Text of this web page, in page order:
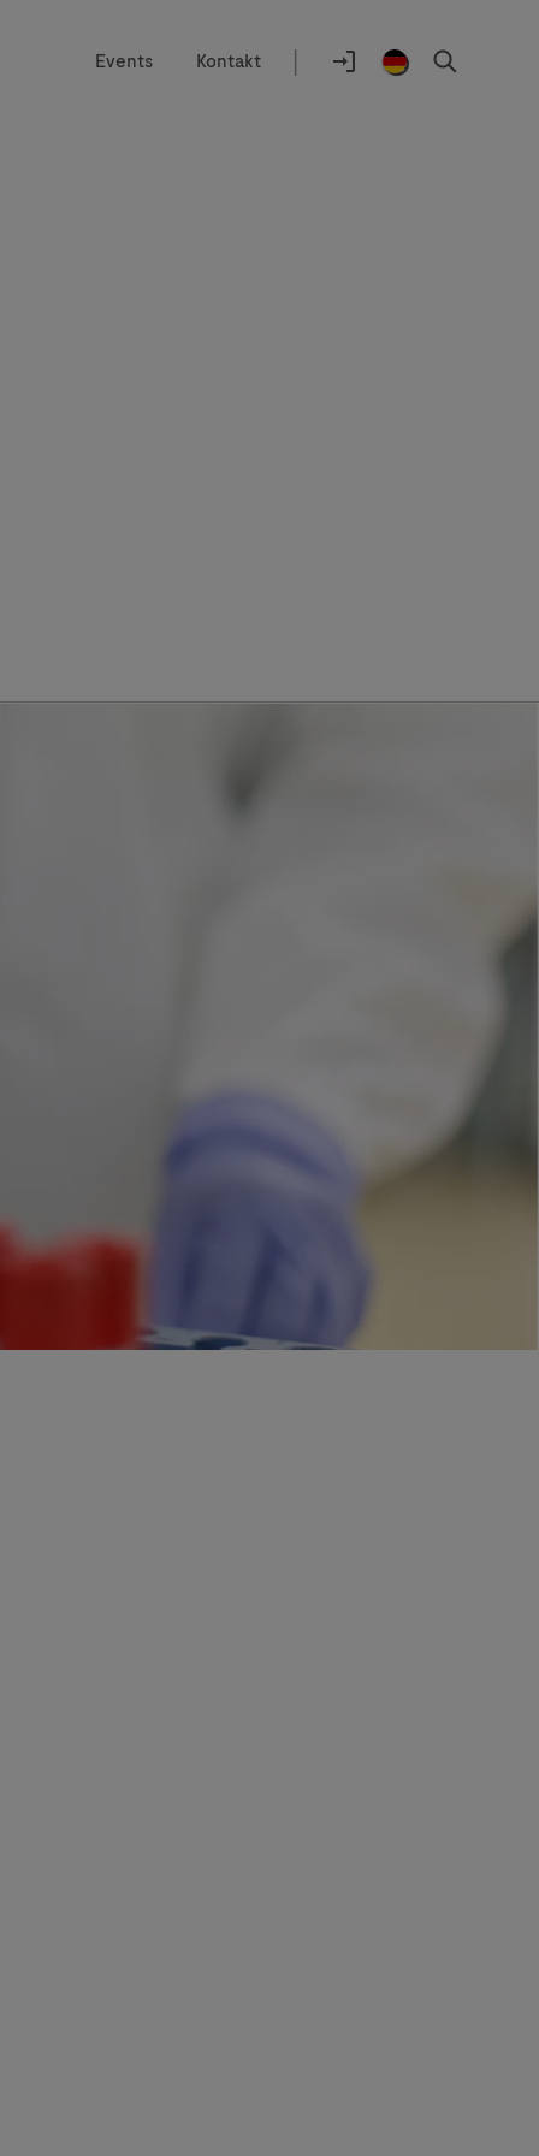
Events Kontakt |
Auswahlhilfe